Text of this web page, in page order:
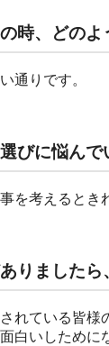
時、どの
通りです。
びに悩ん
を考えるとき
りました
れている皆
白いしため